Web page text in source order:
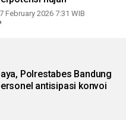
February 2026 7:31 WIB
Polrestabes Bandung
antisipasi konvoi